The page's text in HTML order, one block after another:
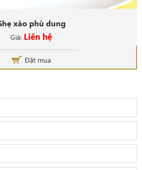
xào phù dung
Giá: Liên hệ
Đặt mua